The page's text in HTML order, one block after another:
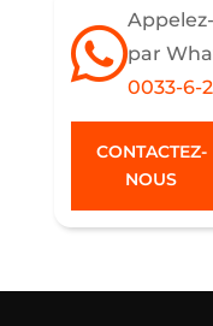
par
0033-6-
CONTACTEZ-
NOUS